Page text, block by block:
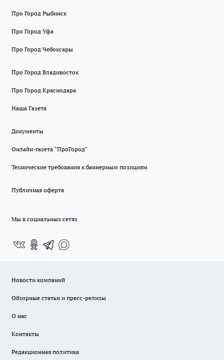
Про Город Рыбинск
Про Город Уфа
Про Город Чебоксары
Про Город Владивосток
Про Город Краснодара
Наша Газета
Документы
Онлайн-газета "ПроГород"
Технические требования к баннерным позициям
Публичная оферта
Мы в социальных сетях
Новости компаний
Обзорные статьи и пресс-релизы
О нас
Контакты
Редакционная политика